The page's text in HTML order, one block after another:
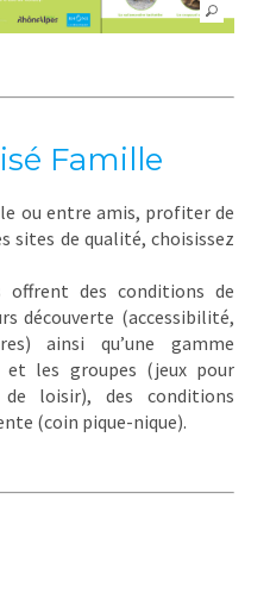
Famille
ou entre amis, profiter de
sites de qualité, choisissez
offrent des conditions de
découverte (accessibilité,
ainsi qu’une gamme
les groupes (jeux pour
loisir), des conditions
(coin pique-nique).